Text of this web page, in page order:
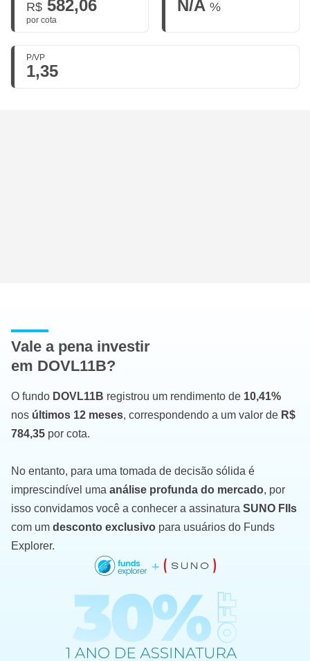
R$ 582,06
por cota
N/A %
P/VP
1,35
Vale a pena investir
em DOVL11B?
O fundo DOVL11B registrou um rendimento de 10,41%
nos últimos 12 meses, correspondendo a um valor de R$
784,35 por cota.
No entanto, para uma tomada de decisão sólida é
imprescindível uma análise profunda do mercado, por
isso convidamos você a conhecer a assinatura SUNO FIIs
com um desconto exclusivo para usuários do Funds
Explorer.